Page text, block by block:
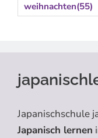
weihnachten(55)
Japanischschule
Japanisch lernen